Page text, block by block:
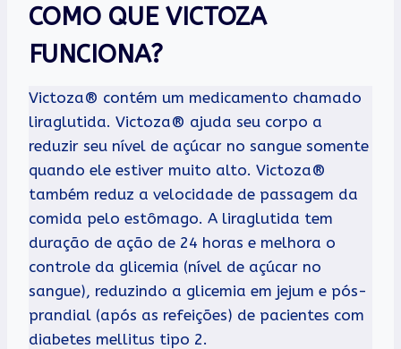
COMO QUE VICTOZA
FUNCIONA?
Victoza® contém um medicamento chamado
liraglutida. Victoza® ajuda seu corpo a
reduzir seu nível de açúcar no sangue somente
quando ele estiver muito alto. Victoza®
também reduz a velocidade de passagem da
comida pelo estômago. A liraglutida tem
duração de ação de 24 horas e melhora o
controle da glicemia (nível de açúcar no
sangue), reduzindo a glicemia em jejum e pós-
prandial (após as refeições) de pacientes com
diabetes mellitus tipo 2.